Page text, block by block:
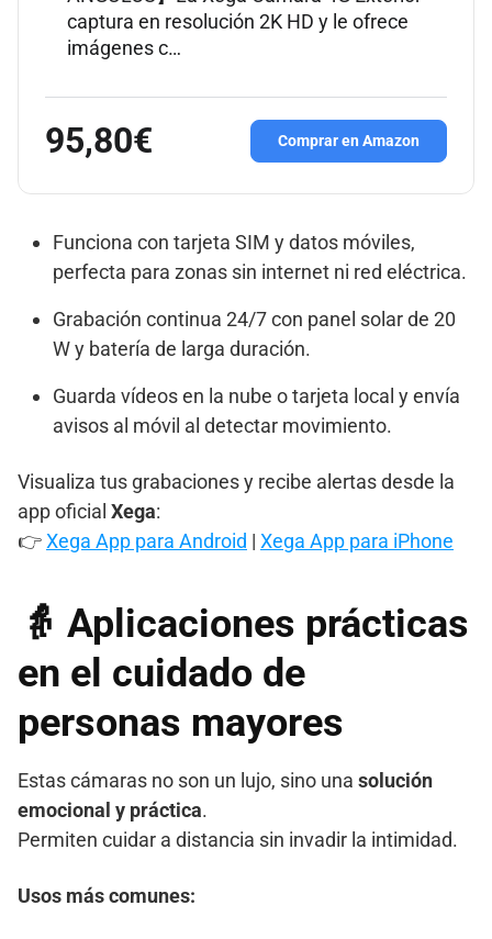
captura en resolución 2K HD y le ofrece
imágenes c…
95,80€ Comprar en Amazon
Funciona con tarjeta SIM y datos móviles,
perfecta para zonas sin internet ni red eléctrica.
Grabación continua 24/7 con panel solar de 20
W y batería de larga duración.
Guarda vídeos en la nube o tarjeta local y envía
avisos al móvil al detectar movimiento.
Visualiza tus grabaciones y recibe alertas desde la
app oficial Xega:
👉Xega App para Android | Xega App para iPhone
👵 Aplicaciones prácticas
en el cuidado de
personas mayores
Estas cámaras no son un lujo, sino una solución
emocional y práctica.
Permiten cuidar a distancia sin invadir la intimidad.
Usos más comunes: